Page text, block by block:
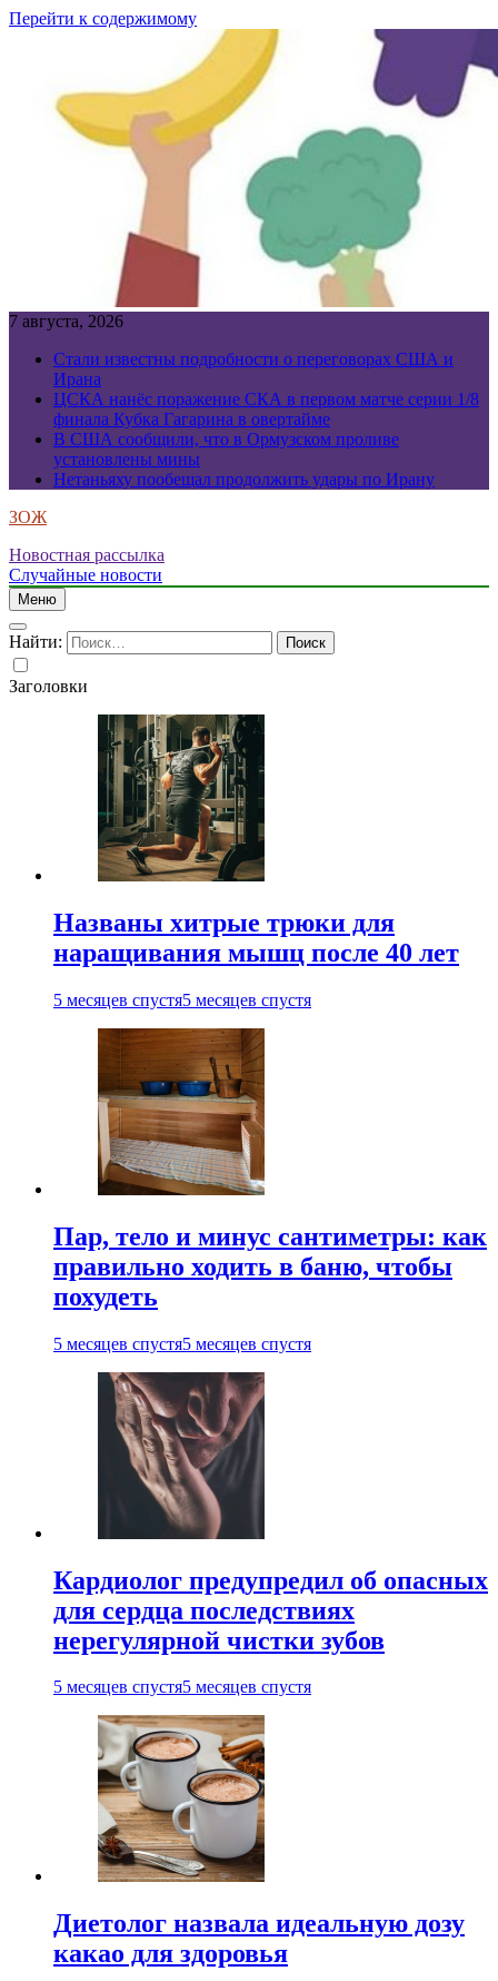
Перейти к содержимому
7 августа, 2026
Стали известны подробности о переговорах США и
Ирана
ЦСКА нанёс поражение СКА в первом матче серии 1/8
финала Кубка Гагарина в овертайме
В США сообщили, что в Ормузском проливе
установлены мины
Нетаньяху пообещал продолжить удары по Ирану
ЗОЖ
Новостная рассылка
Случайные новости
Меню
Найти:
Заголовки
Названы хитрые трюки для
наращивания мышц после 40 лет
5 месяцев спустя5 месяцев спустя
Пар, тело и минус сантиметры: как
правильно ходить в баню, чтобы
похудеть
5 месяцев спустя5 месяцев спустя
Кардиолог предупредил об опасных
для сердца последствиях
нерегулярной чистки зубов
5 месяцев спустя5 месяцев спустя
Диетолог назвала идеальную дозу
какао для здоровья